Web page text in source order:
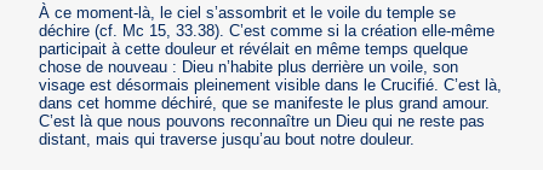
À ce moment-là, le ciel s’assombrit et le voile du temple se
déchire (cf. Mc 15, 33.38). C’est comme si la création elle-même
participait à cette douleur et révélait en même temps quelque
chose de nouveau : Dieu n’habite plus derrière un voile, son
visage est désormais pleinement visible dans le Crucifié. C’est là,
dans cet homme déchiré, que se manifeste le plus grand amour.
C’est là que nous pouvons reconnaître un Dieu qui ne reste pas
distant, mais qui traverse jusqu’au bout notre douleur.